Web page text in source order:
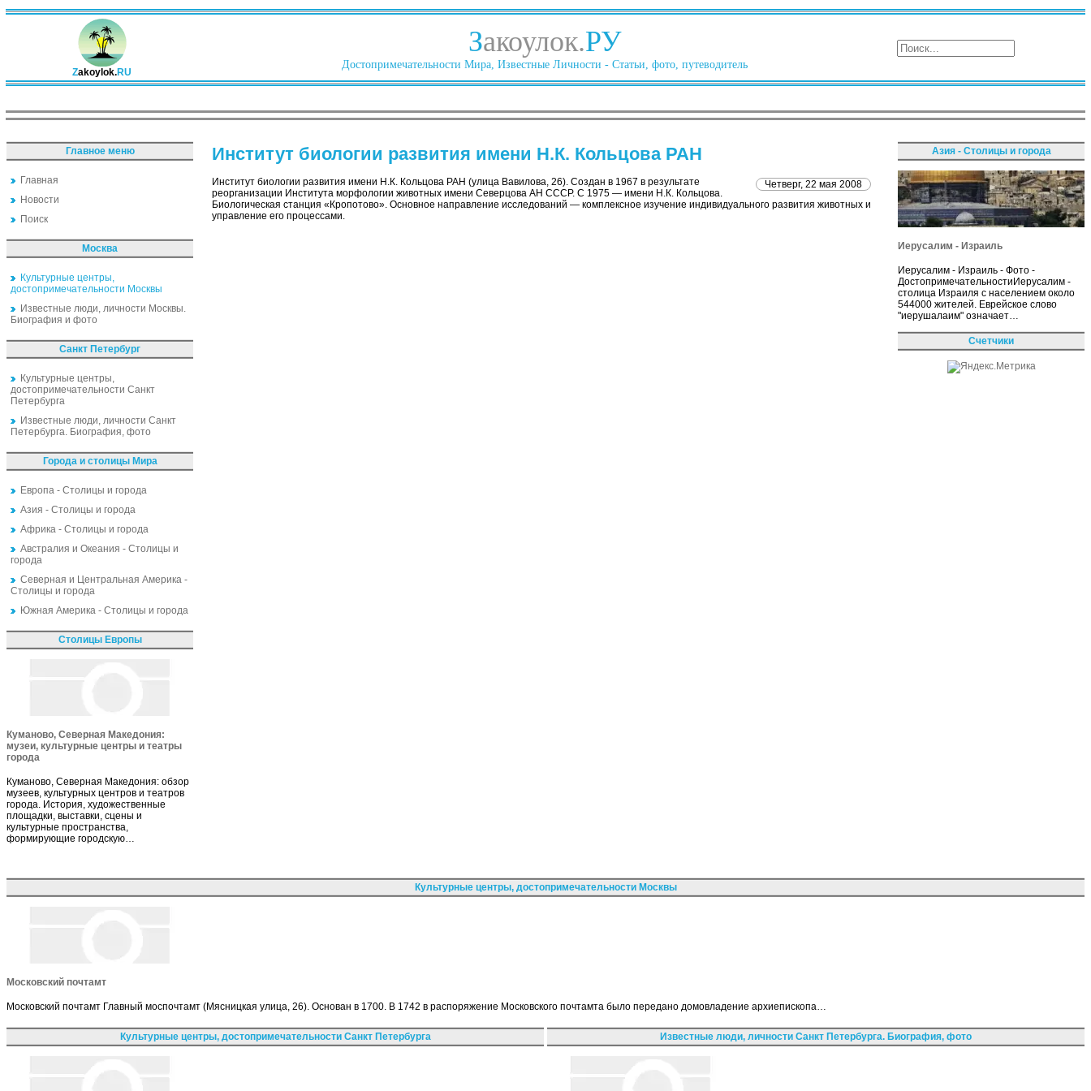
Zakoylok.RU
Закоулок.РУ
Достопримечательности Мира, Известные Личности - Статьи, фото, путеводитель
Главное меню
Главная
Новости
Поиск
Москва
Культурные центры,
достопримечательности Москвы
Известные люди, личности Москвы.
Биография и фото
Санкт Петербург
Культурные центры,
достопримечательности Санкт
Петербурга
Известные люди, личности Санкт
Петербурга. Биография, фото
Города и столицы Мира
Европа - Столицы и города
Азия - Столицы и города
Африка - Столицы и города
Австралия и Океания - Столицы и
города
Северная и Центральная Америка -
Столицы и города
Южная Америка - Столицы и города
Столицы Европы
Куманово, Северная Македония:
музеи, культурные центры и театры
города
Куманово, Северная Македония: обзор
музеев, культурных центров и театров
города. История, художественные
площадки, выставки, сцены и
культурные пространства,
формирующие городскую…
Институт биологии развития имени Н.К. Кольцова РАН
Четверг, 22 мая 2008
Институт биологии развития имени Н.К. Кольцова РАН (улица Вавилова, 26). Создан в 1967 в результате
реорганизации Института морфологии животных имени Северцова АН СССР. С 1975 — имени Н.К. Кольцова.
Биологическая станция «Кропотово». Основное направление исследований — комплексное изучение индивидуального развития животных и
управление его процессами.
Азия - Столицы и города
Иерусалим - Израиль
Иерусалим - Израиль - Фото -
ДостопримечательностиИерусалим -
столица Израиля с населением около
544000 жителей. Еврейское слово
"иерушалаим" означает…
Счетчики
Культурные центры, достопримечательности Москвы
Московский почтамт
Московский почтамт Главный моспочтамт (Мясницкая улица, 26). Основан в 1700. В 1742 в распоряжение Московского почтамта было передано домовладение архиепископа…
Культурные центры, достопримечательности Санкт Петербурга Известные люди, личности Санкт Петербурга. Биография, фото